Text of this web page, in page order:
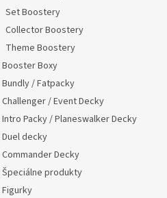
Set Boostery
Collector Boostery
Theme Boostery
Booster Boxy
Bundly / Fatpacky
Challenger / Event Decky
Intro Packy / Planeswalker Decky
Duel decky
Commander Decky
Špeciálne produkty
Figurky